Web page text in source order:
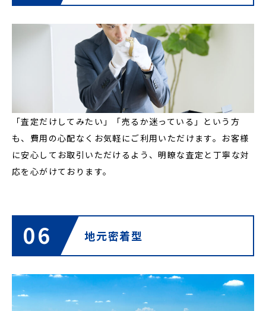
「査定だけしてみたい」「売るか迷っている」という方
も、費用の心配なくお気軽にご利用いただけます。お客様
に安心してお取引いただけるよう、明瞭な査定と丁寧な対
応を心がけております。
06 地元密着型